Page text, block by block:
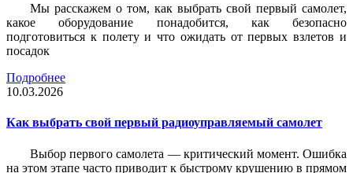
Мы расскажем о том, как выбрать свой первый самолет,
какое оборудование понадобится, как безопасно
подготовиться к полету и что ожидать от первых взлетов и
посадок
Подробнее
10.03.2026
Как выбрать свой первый радиоуправляемый самолет
Выбор первого самолета — критический момент. Ошибка
на этом этапе часто приводит к быстрому крушению в прямом